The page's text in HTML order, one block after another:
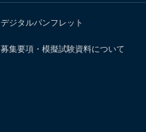
デジタルパンフレット
募集要項・模擬試験資料について